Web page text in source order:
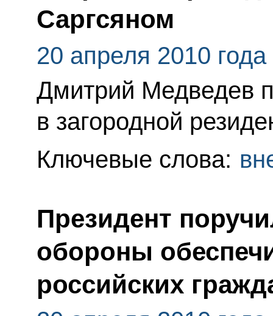
Саргсяном
20 апреля 2010 года
Дмитрий Медведев
в загородной
Ключевые слова:
Президент
обороны
российских